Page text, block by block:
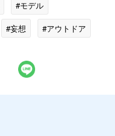
#モデル
#妄想 #アウトドア